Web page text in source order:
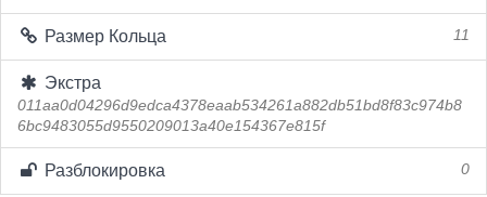
Размер Кольца 11
Экстра
011aa0d04296d9edca4378eaab534261a882db51bd8f83c974b8
6bc9483055d9550209013a40e154367e815f
Разблокировка 0